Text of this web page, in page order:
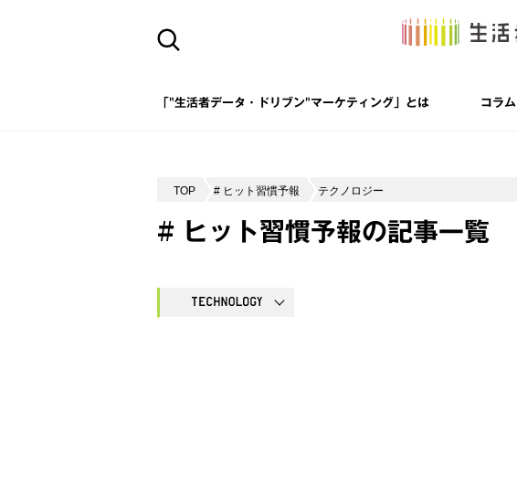
「"生活者データ・ドリブン"マーケティング」とは コラム
TOP # ヒット習慣予報 テクノロジー
# ヒット習慣予報の記事一覧